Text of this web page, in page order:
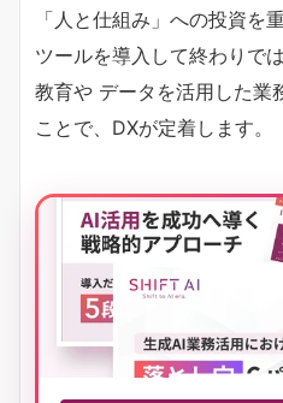
「人と仕組み」への投資を
ツールを導入して終わりで
教育や データを活用した業
ことで、DXが定着します。